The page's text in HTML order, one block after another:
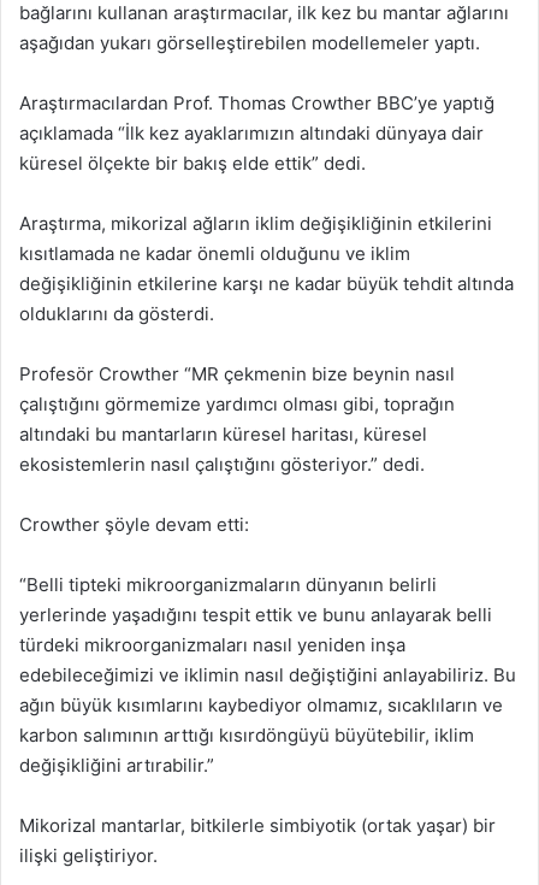
bağlarını kullanan araştırmacılar, ilk kez bu mantar ağlarını
aşağıdan yukarı görselleştirebilen modellemeler yaptı.
Araştırmacılardan Prof. Thomas Crowther BBC’ye yaptığ
açıklamada “İlk kez ayaklarımızın altındaki dünyaya dair
küresel ölçekte bir bakış elde ettik” dedi.
Araştırma, mikorizal ağların iklim değişikliğinin etkilerini
kısıtlamada ne kadar önemli olduğunu ve iklim
değişikliğinin etkilerine karşı ne kadar büyük tehdit altında
olduklarını da gösterdi.
Profesör Crowther “MR çekmenin bize beynin nasıl
çalıştığını görmemize yardımcı olması gibi, toprağın
altındaki bu mantarların küresel haritası, küresel
ekosistemlerin nasıl çalıştığını gösteriyor.” dedi.
Crowther şöyle devam etti:
“Belli tipteki mikroorganizmaların dünyanın belirli
yerlerinde yaşadığını tespit ettik ve bunu anlayarak belli
türdeki mikroorganizmaları nasıl yeniden inşa
edebileceğimizi ve iklimin nasıl değiştiğini anlayabiliriz. Bu
ağın büyük kısımlarını kaybediyor olmamız, sıcaklıların ve
karbon salımının arttığı kısırdöngüyü büyütebilir, iklim
değişikliğini artırabilir.”
Mikorizal mantarlar, bitkilerle simbiyotik (ortak yaşar) bir
ilişki geliştiriyor.